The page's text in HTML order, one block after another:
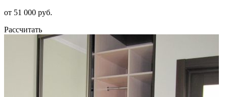
от 51 000 руб.
Рассчитать